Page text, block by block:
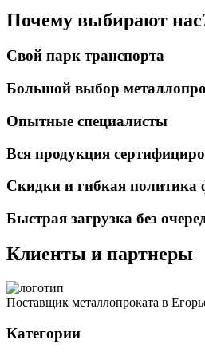
Почему выбирают
Свой парк транспорта
Большой выбор
Опытные специалисты
Вся продукция
Скидки и гибкая политика
Быстрая загрузка без
Клиенты и партнеры
Поставщик металлопроката в
Категории